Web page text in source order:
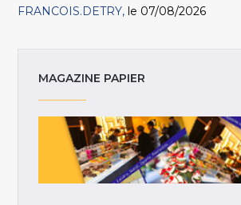
FRANCOIS.DETRY le 07/08/2026
MAGAZINE PAPIER